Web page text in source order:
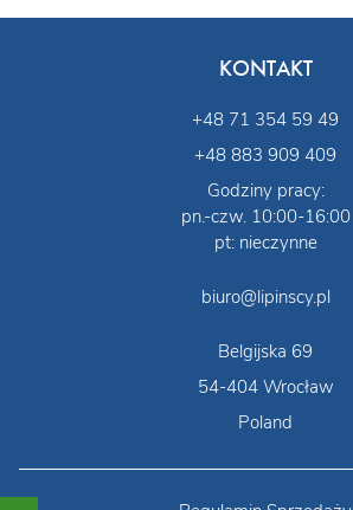
KONTAKT
+48 71 354 59 49
+48 883 909 409
Godziny pracy:
pn.-czw. 10:00-16:00
pt: nieczynne
biuro@lipinscy.pl
Belgijska 69
54-404 Wrocław
Poland